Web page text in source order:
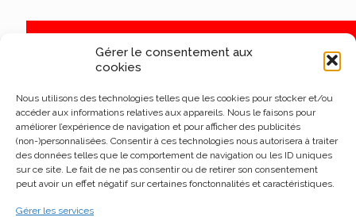
Gérer le consentement aux
cookies
Nous utilisons des technologies telles que les cookies pour stocker et/ou
accéder aux informations relatives aux appareils. Nous le faisons pour
améliorer l’expérience de navigation et pour afficher des publicités
(non-)personnalisées. Consentir à ces technologies nous autorisera à traiter
des données telles que le comportement de navigation ou les ID uniques
sur ce site. Le fait de ne pas consentir ou de retirer son consentement
peut avoir un effet négatif sur certaines fonctonnalités et caractéristiques.
Gérer les services